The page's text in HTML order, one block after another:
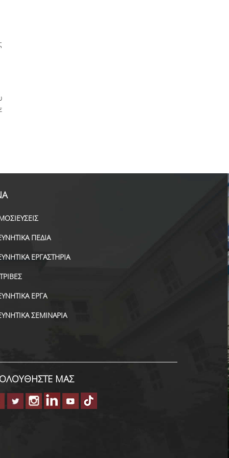
ΠΕΔΙΑ
ΕΡΓΑΣΤΗΡΙΑ
ΕΡΓΑ
ΣΕΜΙΝΑΡΙΑ
ΜΑΣ